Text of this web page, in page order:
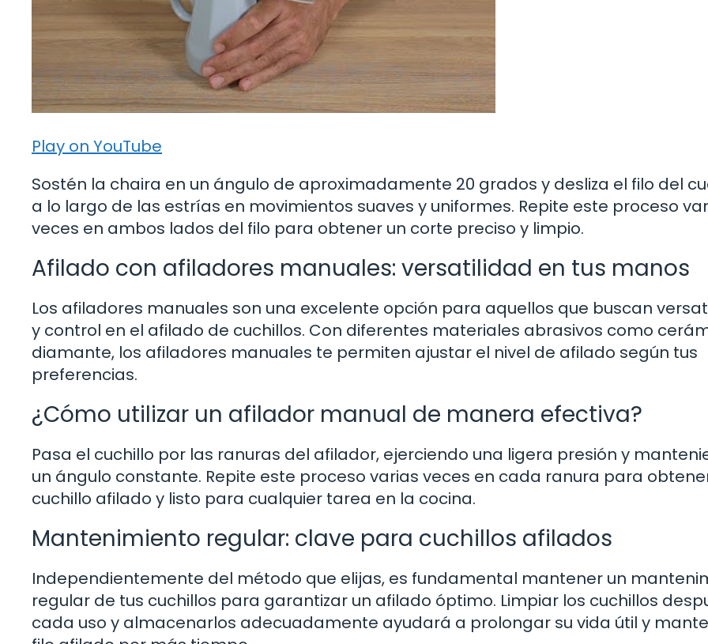
Play on YouTube
Sostén la chaira en un ángulo de aproximadamente 20 grados y desliza el filo del
a lo largo de las estrías en movimientos suaves y uniformes. Repite este proceso
veces en ambos lados del filo para obtener un corte preciso y limpio.
Afilado con afiladores manuales: versatilidad en tus manos
Los afiladores manuales son una excelente opción para aquellos que buscan
y control en el afilado de cuchillos. Con diferentes materiales abrasivos como
diamante, los afiladores manuales te permiten ajustar el nivel de afilado según tus
preferencias.
¿Cómo utilizar un afilador manual de manera efectiva?
Pasa el cuchillo por las ranuras del afilador, ejerciendo una ligera presión y
un ángulo constante. Repite este proceso varias veces en cada ranura para
cuchillo afilado y listo para cualquier tarea en la cocina.
Mantenimiento regular: clave para cuchillos afilados
Independientemente del método que elijas, es fundamental mantener un
regular de tus cuchillos para garantizar un afilado óptimo. Limpiar los cuchillos
cada uso y almacenarlos adecuadamente ayudará a prolongar su vida útil y